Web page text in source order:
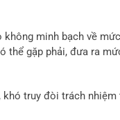
không minh bạch về
thể gặp phải, đưa ra
khó truy đòi trách nhiệm